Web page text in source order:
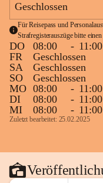
Geschlossen
Für Reisepass und
Strafregisterauszüge bitte
DO 08:00 - 11:00
FR
Geschlossen
SA
Geschlossen
SO
Geschlossen
MO 08:00 - 11:00
DI
08:00 - 11:00
MI
08:00 - 11:00
Zuletzt bearbeitet: 25.02.2025